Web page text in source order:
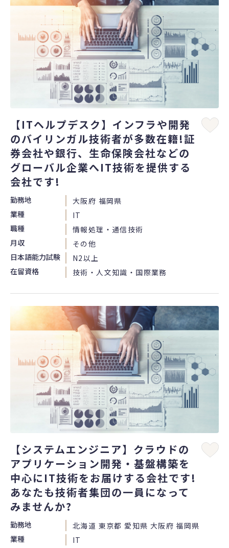
【ITヘルプデスク】インフラや開発
のバイリンガル技術者が多数在籍!証
券会社や銀行、生命保険会社などの
グローバル企業へIT技術を提供する
会社です!
勤務地
大阪府 福岡県
業種
IT
職種
情報処理・通信技術
月収
その他
日本語能力試験
N2以上
在留資格
技術・人文知識・国際業務
【システムエンジニア】クラウドの
アプリケーション開発・基盤構築を
中心にIT技術をお届けする会社です!
あなたも技術者集団の一員になって
みませんか?
勤務地
北海道 東京都 愛知県 大阪府 福岡県
業種
IT